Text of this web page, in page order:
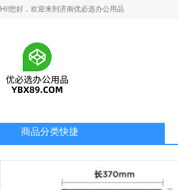
Hi!您好，欢迎来到济南优必选办公用品
商品分类快捷